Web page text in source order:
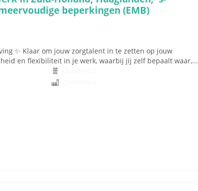
beperkingen (EMB)
✨ Klaar om jouw zorgtalent in te zetten op jouw
en flexibiliteit in je werk, waarbij jij zelf bepaalt waar,...